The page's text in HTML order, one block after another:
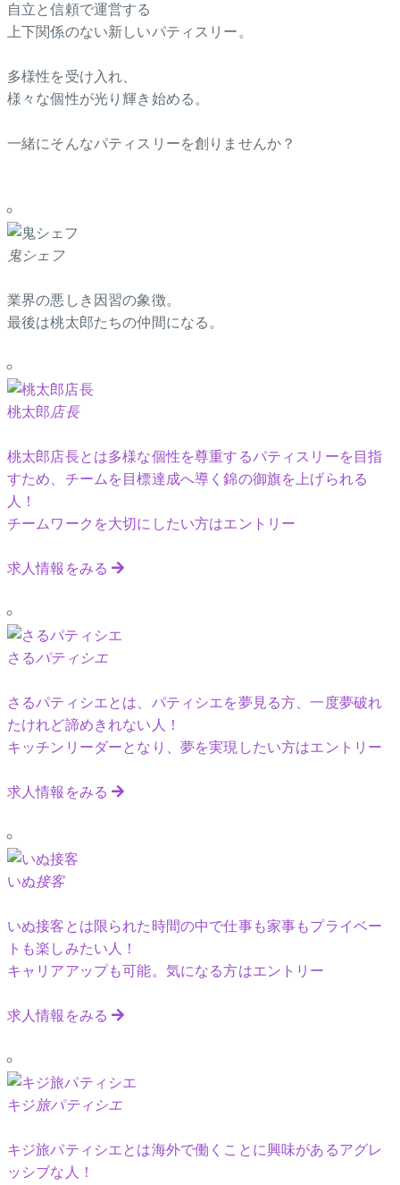
自立と信頼で運営する
上下関係のない新しいパティスリー。
多様性を受け入れ、
様々な個性が光り輝き始める。
一緒にそんなパティスリーを創りませんか？
鬼シェフ
業界の悪しき因習の象徴。
最後は桃太郎たちの仲間になる。
桃太郎店長
桃太郎店長とは多様な個性を尊重するパティスリーを目指
すため、チームを目標達成へ導く錦の御旗を上げられる
人！
チームワークを大切にしたい方はエントリー
求人情報をみる
さるパティシエ
さるパティシエとは、パティシエを夢見る方、一度夢破れ
たけれど諦めきれない人！
キッチンリーダーとなり、夢を実現したい方はエントリー
求人情報をみる
いぬ接客
いぬ接客とは限られた時間の中で仕事も家事もプライベー
トも楽しみたい人！
キャリアアップも可能。気になる方はエントリー
求人情報をみる
キジ旅パティシエ
キジ旅パティシエとは海外で働くことに興味があるアグレ
ッシブな人！